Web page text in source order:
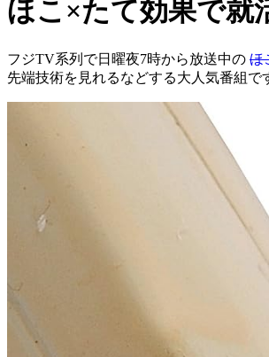
ほこ×たて効果で就
フジTV系列で日曜夜7時から放送中の ほ
先端技術を見れるなどする大人気番組で